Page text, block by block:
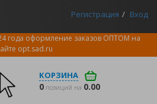
Регистрация Вход
года оформление заказов ОПТОМ на
opt.sad.ru
КОРЗИНА
0 позиций на 0.00